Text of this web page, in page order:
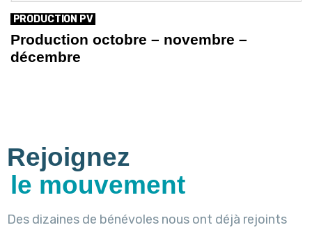
PRODUCTION PV
Production octobre – novembre –
décembre
Rejoignez
le mouvement
Des dizaines de bénévoles nous ont déjà rejoints